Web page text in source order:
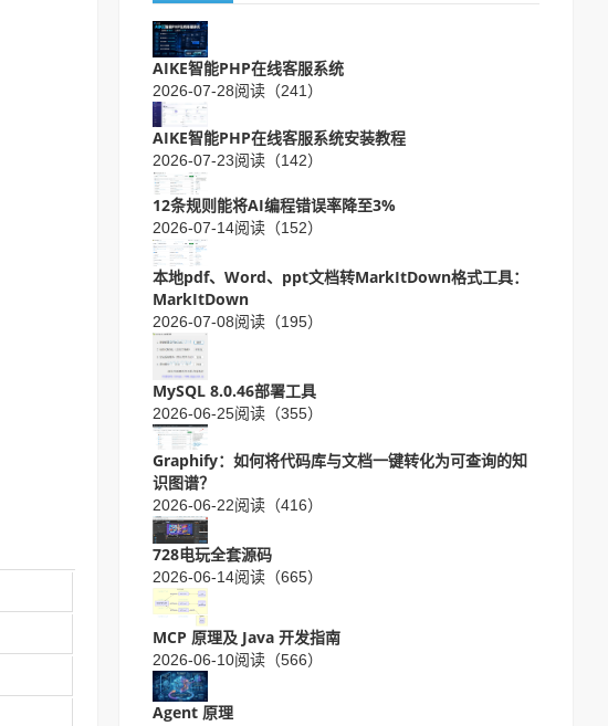
AIKE智能PHP在线客服系统
2026-07-28阅读（241）
AIKE智能PHP在线客服系统安装教程
2026-07-23阅读（142）
12条规则能将AI编程错误率降至3%
2026-07-14阅读（152）
本地pdf、Word、ppt文档转MarkItDown格式工具：
MarkItDown
2026-07-08阅读（195）
MySQL 8.0.46部署工具
2026-06-25阅读（355）
Graphify：如何将代码库与文档一键转化为可查询的知
识图谱？
2026-06-22阅读（416）
728电玩全套源码
2026-06-14阅读（665）
MCP 原理及 Java 开发指南
2026-06-10阅读（566）
Agent 原理